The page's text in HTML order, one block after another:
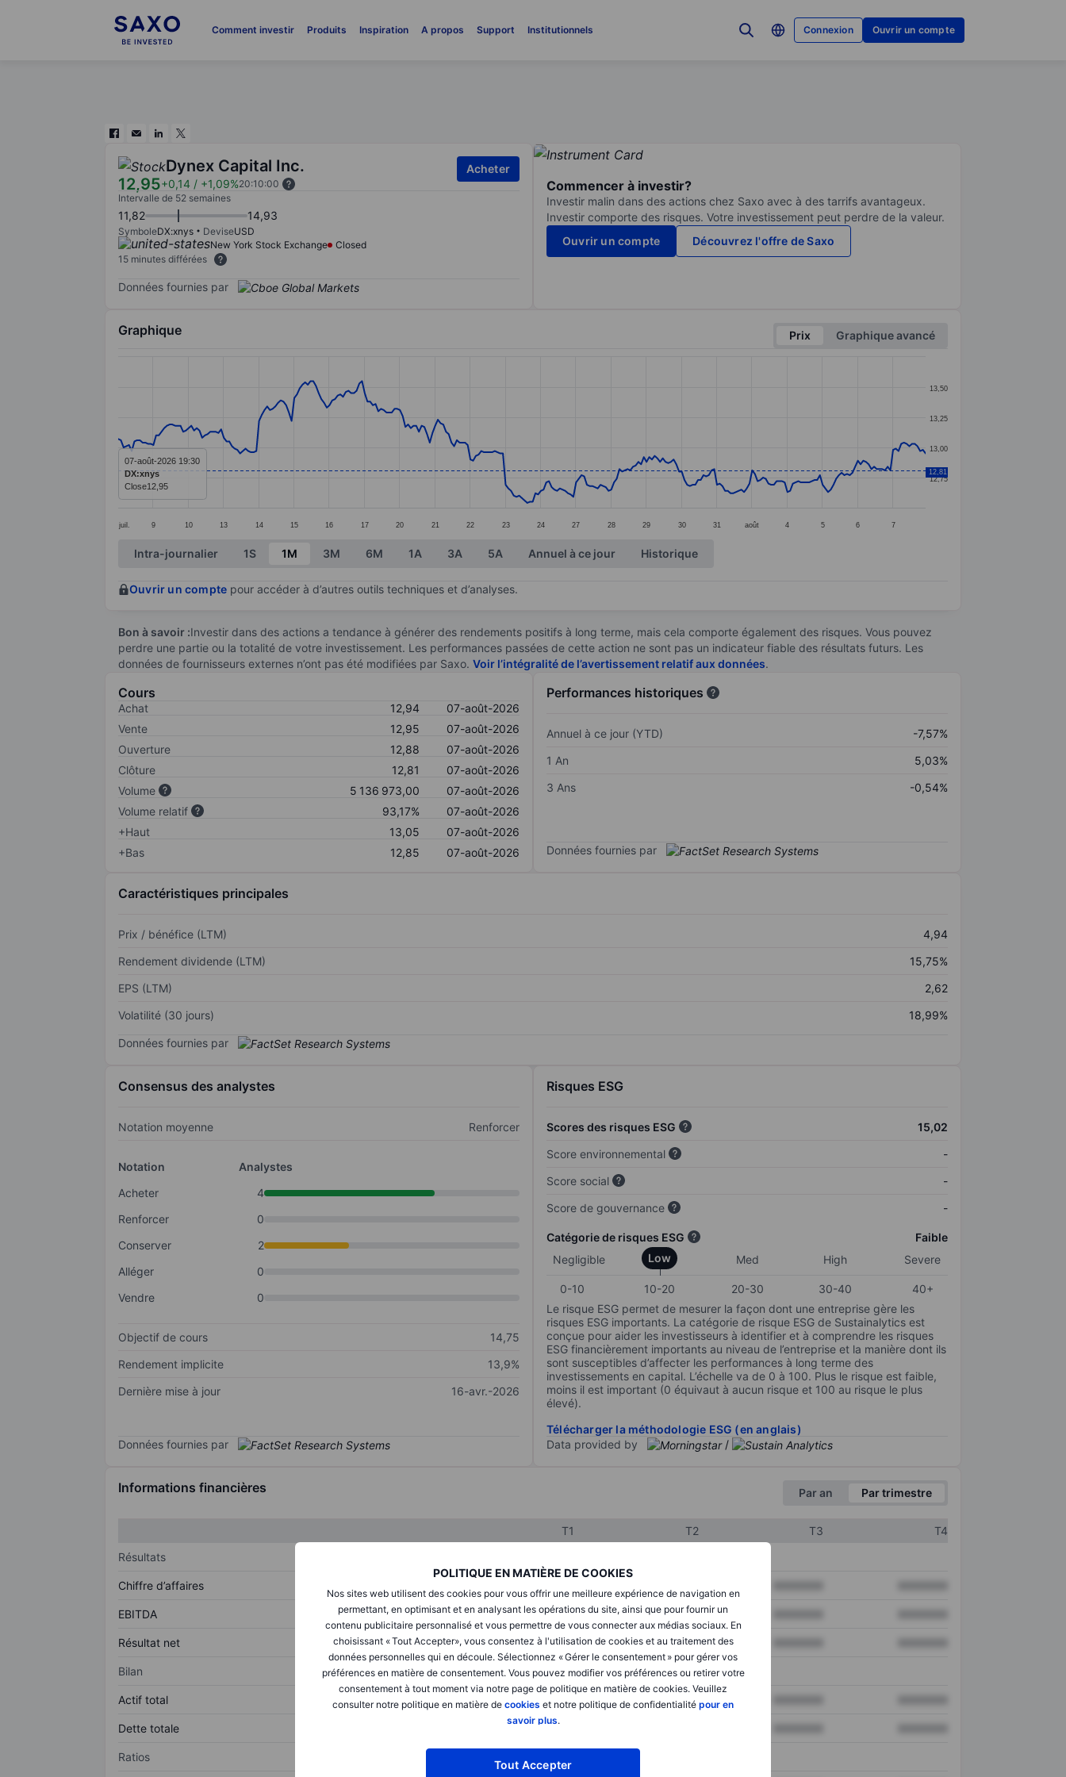
Comment investir Produits Inspiration A propos Support Institutionnels Connexion Ouvrir un compte
POLITIQUE EN MATIÈRE DE COOKIES
Nos sites web utilisent des cookies pour vous offrir une meilleure expérience de navigation en
permettant, en optimisant et en analysant les opérations du site, ainsi que pour fournir un
contenu publicitaire personnalisé et vous permettre de vous connecter aux médias sociaux. En
choisissant « Tout Accepter», vous consentez à l'utilisation de cookies et au traitement des
données personnelles qui en découle. Sélectionnez « Gérer le consentement » pour gérer vos
préférences en matière de consentement. Vous pouvez modifier vos préférences ou retirer votre
consentement à tout moment via notre page de politique en matière de cookies. Veuillez
consulter notre politique en matière de cookies et notre politique de confidentialité pour en
savoir plus.
Tout Accepter
Dynex Capital Inc.
12,95+0,14 / +1,09%20:10:00
Acheter
Intervalle de 52 semaines
11,82 14,93
SymboleDX:xnys DeviseUSD
New York Stock Exchange
Closed
15 minutes différées
Données fournies par
Commencer à investir?
Investir malin dans des actions chez Saxo avec à des tarrifs avantageux.
Investir comporte des risques. Votre investissement peut perdre de la valeur.
Ouvrir un compte
Découvrez l'offre de Saxo
Graphique Prix
Graphique avancé
Line chart with 299 data points.
The chart has 1 X axis displaying categories.
The chart has 1 Y axis displaying values. Data ranges from 12.54 to 13.55.
juil. 9 10 13 14 15 16 17 20 21 22 23 24 27 28 29 30 31 août 4 5 6 7
12,75
13,00
13,25
13,50
12,81
07-août-2026 19:30
DX:xnys
Close12,95
End of interactive chart.
Intra-journalier 1S 1M 3M 6M 1A 3A 5A Annuel à ce jour Historique
Ouvrir un compte pour accéder à d’autres outils techniques et d’analyses.
Bon à savoir :Investir dans des actions a tendance à générer des rendements positifs à long terme, mais cela comporte également des risques. Vous pouvez
perdre une partie ou la totalité de votre investissement. Les performances passées de cette action ne sont pas un indicateur fiable des résultats futurs. Les
données de fournisseurs externes n’ont pas été modifiées par Saxo. Voir l’intégralité de l’avertissement relatif aux données.
Cours
Achat 12,94
07-août-2026
Vente
12,95
07-août-2026
Ouverture
12,88
07-août-2026
Clôture
12,81
07-août-2026
Volume
5 136 973,00
07-août-2026
Volume relatif
93,17%
07-août-2026
+Haut
13,05
07-août-2026
+Bas
12,85 07-août-2026
Performances historiques
Annuel à ce jour (YTD)
-7,57%
1 An
5,03%
3 Ans
-0,54%
Données fournies par
Caractéristiques principales
Prix / bénéfice (LTM)
4,94
Rendement dividende (LTM)
15,75%
EPS (LTM)
2,62
Volatilité (30 jours)
18,99%
Données fournies par
Consensus des analystes
Notation moyenne Renforcer
Notation
Analystes
Acheter
4
Renforcer
0
Conserver
2
Alléger
0
Vendre
0
Objectif de cours
14,75
Rendement implicite
13,9%
Dernière mise à jour
16-avr.-2026
Données fournies par
Risques ESG
Scores des risques ESG
15,02
Score environnemental
-
Score social
-
Score de gouvernance
-
Catégorie de risques ESG
Faible
Negligible
Low Med High Severe
0-10 10-20 20-30 30-40
40+
Le risque ESG permet de mesurer la façon dont une entreprise gère les
risques ESG importants. La catégorie de risque ESG de Sustainalytics est
conçue pour aider les investisseurs à identifier et à comprendre les risques
ESG financièrement importants au niveau de l’entreprise et la manière dont ils
sont susceptibles d’affecter les performances à long terme des
investissements en capital. L’échelle va de 0 à 100. Plus le risque est faible,
moins il est important (0 équivaut à aucun risque et 100 au risque le plus
élevé).
Télécharger la méthodologie ESG (en anglais)
Data provided by
/
Informations financières Par an Par trimestre
T1 T2 T3
T4
Résultats
Chiffre d’affaires
EBITDA XXXXXXX XXXXXXX
Résultat net XXXXXXX XXXXXXX
Bilan
Actif total XXXXXXX XXXXXXX
Dette totale XXXXXXX
Ratios